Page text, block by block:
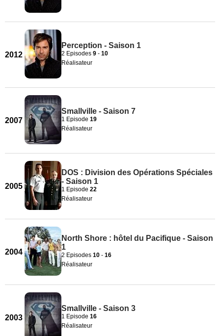
2012
Perception - Saison 1
2 Episodes 9 - 10
Réalisateur
2007
Smallville - Saison 7
1 Episode 19
Réalisateur
2005
DOS : Division des Opérations Spéciales
- Saison 1
1 Episode 22
Réalisateur
2004
North Shore : hôtel du Pacifique - Saison
1
2 Episodes 10 - 16
Réalisateur
2003
Smallville - Saison 3
1 Episode 16
Réalisateur